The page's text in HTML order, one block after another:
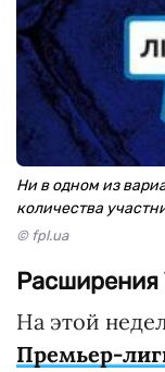
Ни в одном из
количества
© fpl.ua
Расширения
На этой
Премьер-